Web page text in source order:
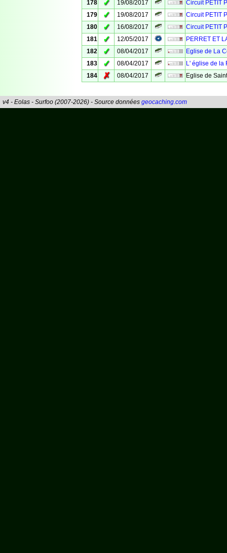
178
✓ 19/08/2017
Circuit PETIT
179
✓ 19/08/2017
Circuit PETIT
180
✓ 16/08/2017
Circuit PETIT
181
✓ 12/05/2017
PERRET ET
182
✓ 08/04/2017
Eglise de La
183
✓ 08/04/2017
L' église de la
184
✗ 08/04/2017 Eglise de
v4 - Eolas - Surfoo (2007-2026) - Source données geocaching.com